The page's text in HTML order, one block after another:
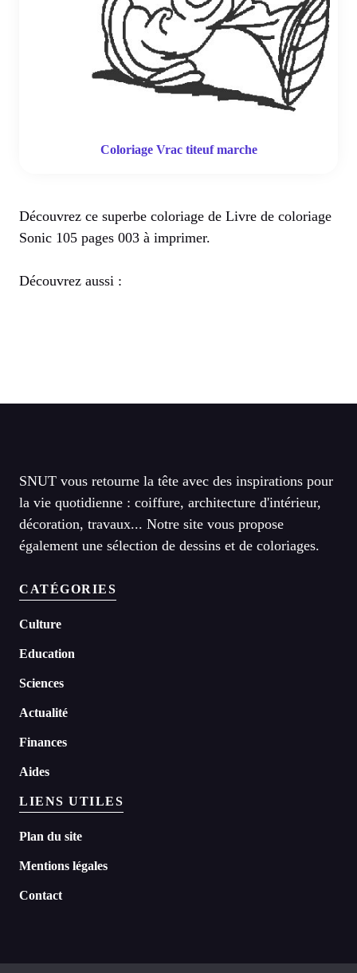
Coloriage Vrac titeuf marche
Découvrez ce superbe coloriage de Livre de coloriage
Sonic 105 pages 003 à imprimer.
Découvrez aussi :
SNUT vous retourne la tête avec des inspirations pour
la vie quotidienne : coiffure, architecture d'intérieur,
décoration, travaux... Notre site vous propose
également une sélection de dessins et de coloriages.
CATÉGORIES
Culture
Education
Sciences
Actualité
Finances
Aides
LIENS UTILES
Plan du site
Mentions légales
Contact